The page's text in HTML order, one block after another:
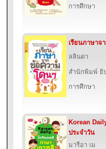
การศึกษา
เรียนภาษาจ
ลลินดา
สำนักพิมพ์ ยิ
การศึกษา
Korean
ประจำวัน
มารีอา เม